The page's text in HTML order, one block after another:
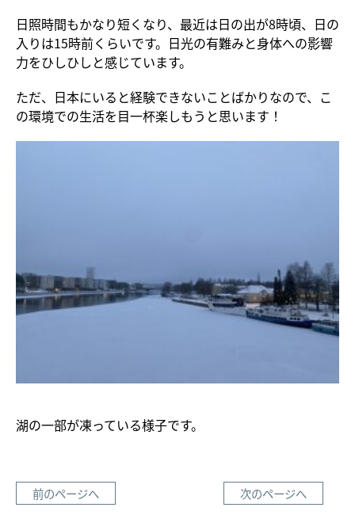
日照時間もかなり短くなり、最近は日の出が8時頃、日の
入りは15時前くらいです。日光の有難みと身体への影響
力をひしひしと感じています。
ただ、日本にいると経験できないことばかりなので、こ
の環境での生活を目一杯楽しもうと思います！
湖の一部が凍っている様子です。
前のページへ 次のページへ